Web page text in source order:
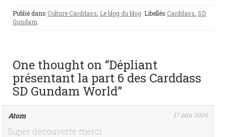
Publié dans Culture Carddass Le blog du blog Libellés Carddass SD
Gundam
One thought on “Dépliant
présentant la part 6 des Carddass
SD Gundam World”
Atom 17 juin 2026
Super découverte merci